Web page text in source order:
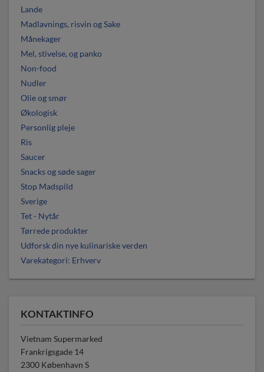
Lande
Madlavnings, risvin og Sake
Månekager
Mel, stivelse, og panko
Non-food
Nudler
Olie og smør
Økologisk
Personlig pleje
Ris
Saucer
Snacks og søde sager
Stop Madspild
Sverige
Tet - Nytår
Tørrede produkter
Udforsk din nye kulinariske verden
Varekategori: Erhverv
KONTAKTINFO
Vietnam Supermarked
Frankrigsgade 14
2300 København S